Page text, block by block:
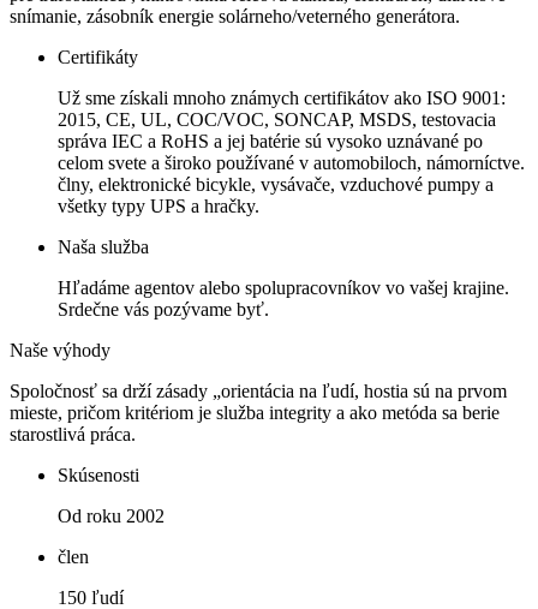
snímanie, zásobník energie solárneho/veterného generátora.
Certifikáty
Už sme získali mnoho známych certifikátov ako ISO 9001:
2015, CE, UL, COC/VOC, SONCAP, MSDS, testovacia
správa IEC a RoHS a jej batérie sú vysoko uznávané po
celom svete a široko používané v automobiloch, námorníctve.
člny, elektronické bicykle, vysávače, vzduchové pumpy a
všetky typy UPS a hračky.
Naša služba
Hľadáme agentov alebo spolupracovníkov vo vašej krajine.
Srdečne vás pozývame byť.
Naše výhody
Spoločnosť sa drží zásady „orientácia na ľudí, hostia sú na prvom
mieste, pričom kritériom je služba integrity a ako metóda sa berie
starostlivá práca.
Skúsenosti
Od roku 2002
člen
150 ľudí